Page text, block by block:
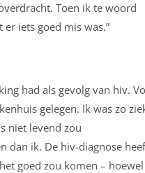
Toen ik te woord
iets goed mis was.”
had als gevolg van hiv.
gelegen. Ik was zo
niet levend zou
dan ik. De hiv-diagnose
goed zou komen –